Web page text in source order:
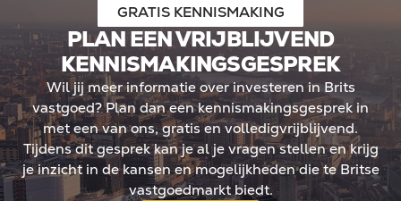
geen jaarlijkse
maar belasting
kern: meer regie, meer
positionering in
GRATIS KENNISMAKING
PLAN EEN VRIJBLIJVEND
KENNISMAKINGSGESPREK
Wil jij meer informatie over investeren in Brits
vastgoed? Plan dan een kennismakingsgesprek in
met een van ons, gratis en volledigvrijblijvend.
Tijdens dit gesprek kan je al je vragen stellen en krijg
je inzicht in de kansen en mogelijkheden die te Britse
vastgoedmarkt biedt.